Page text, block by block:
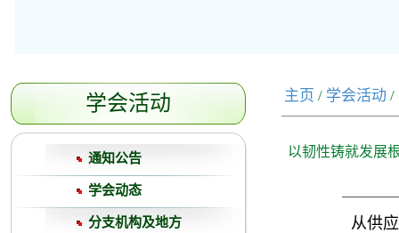
学会活动
通知公告
学会动态
分支机构及地方
主页 / 学会活动 /
以韧性铸就发展
从供